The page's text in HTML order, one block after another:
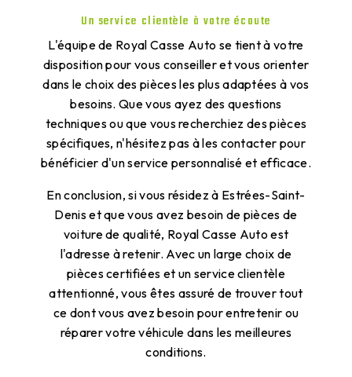
Un service clientèle à votre écoute
L'équipe de Royal Casse Auto se tient à votre
disposition pour vous conseiller et vous orienter
dans le choix des pièces les plus adaptées à vos
besoins. Que vous ayez des questions
techniques ou que vous recherchiez des pièces
spécifiques, n'hésitez pas à les contacter pour
bénéficier d'un service personnalisé et efficace.
En conclusion, si vous résidez à Estrées-Saint-
Denis et que vous avez besoin de pièces de
voiture de qualité, Royal Casse Auto est
l'adresse à retenir. Avec un large choix de
pièces certifiées et un service clientèle
attentionné, vous êtes assuré de trouver tout
ce dont vous avez besoin pour entretenir ou
réparer votre véhicule dans les meilleures
conditions.